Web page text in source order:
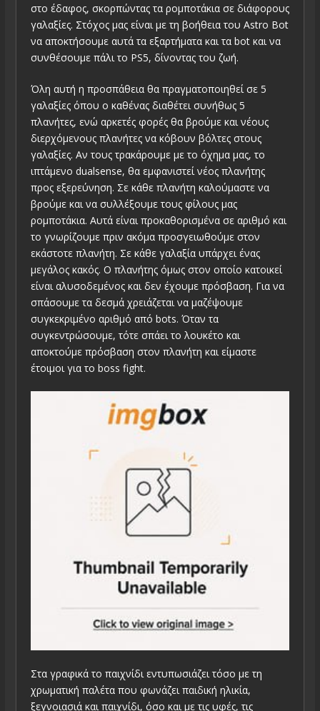
στο έδαφος, σκορπώντας τα ρομποτάκια σε διάφορους
γαλαξίες. Στόχος μας είναι με τη βοήθεια του Astro Bot
να αποκτήσουμε αυτά τα εξαρτήματα και τα bot και να
συνθέσουμε πάλι το PS5, δίνοντας του ζωή.
Όλη αυτή η προσπάθεια θα πραγματοποιηθεί σε 5
γαλαξίες όπου ο καθένας διαθέτει συνήθως 5
πλανήτες, ενώ αρκετές φορές θα βρούμε και νέους
διερχόμενους πλανήτες να κόβουν βόλτες στους
γαλαξίες. Αν τους τρακάρουμε με το όχημα μας, το
ιπτάμενο dualsense, θα εμφανιστεί νέος πλανήτης
προς εξερεύνηση. Σε κάθε πλανήτη καλούμαστε να
βρούμε και να συλλέξουμε τους φίλους μας
ρομποτάκια. Αυτά είναι προκαθορισμένα σε αριθμό και
το γνωρίζουμε πριν ακόμα προσγειωθούμε στον
εκάστοτε πλανήτη. Σε κάθε γαλαξία υπάρχει ένας
μεγάλος κακός. Ο πλανήτης όμως στον οποίο κατοικεί
είναι αλυσοδεμένος και δεν έχουμε πρόσβαση. Για να
σπάσουμε τα δεσμά χρειάζεται να μαζέψουμε
συγκεκριμένο αριθμό από bots. Όταν τα
συγκεντρώσουμε, τότε σπάει το λουκέτο και
αποκτούμε πρόσβαση στον πλανήτη και είμαστε
έτοιμοι για το boss fight.
Στα γραφικά το παιχνίδι εντυπωσιάζει τόσο με τη
χρωματική παλέτα που φωνάζει παιδική ηλικία,
ξεγνοιασιά και παιχνίδι, όσο και με τις υφές, τις